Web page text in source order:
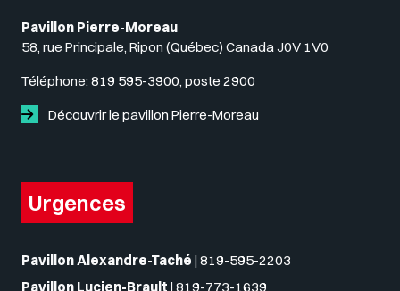
Pavillon Pierre-Moreau
58, rue Principale, Ripon (Québec) Canada J0V 1V0
Téléphone: 819 595-3900, poste 2900
Découvrir le pavillon Pierre-Moreau
Urgences
Pavillon Alexandre-Taché | 819-595-2203
Pavillon Lucien-Brault | 819-773-1639